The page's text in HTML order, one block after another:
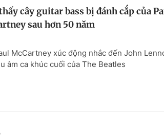
cây guitar bass bị đánh cắp của
sau hơn 50 năm
McCartney xúc động nhắc đến John
âm ca khúc cuối của The Beatles